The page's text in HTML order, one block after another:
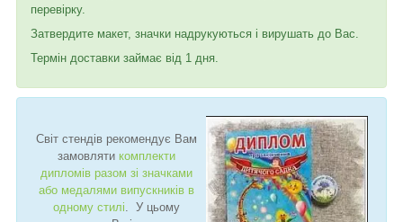
перевірку.
Затвердите макет, значки надрукуються і вирушать до Вас.
Термін доставки займає від 1 дня.
Світ стендів рекомендує Вам
замовляти комплекти
дипломів разом зі значками
або медалями випускників в
одному стилі . У цьому